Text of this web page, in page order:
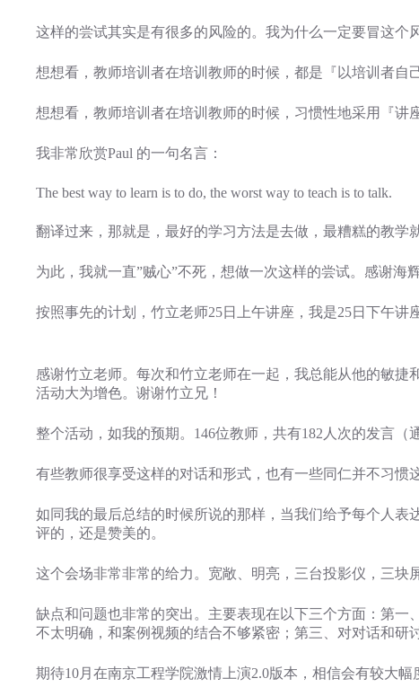
这样的尝试其实是有很多的风险的。我为什么一定要冒这个
想想看，教师培训者在培训教师的时候，都是『以培训者
想想看，教师培训者在培训教师的时候，习惯性地采用『
我非常欣赏Paul 的一句名言：
The best way to learn is to do, the worst way to teach is to talk.
翻译过来，那就是，最好的学习方法是去做，最糟糕的教学
为此，我就一直”贼心”不死，想做一次这样的尝试。感谢海
按照事先的计划，竹立老师25日上午讲座，我是25日下午讲
感谢竹立老师。每次和竹立老师在一起，我总能从他的敏
活动大为增色。谢谢竹立兄！
整个活动，如我的预期。146位教师，共有182人次的发言
有些教师很享受这样的对话和形式，也有一些同仁并不习惯
如同我的最后总结的时候所说的那样，当我们给予每个人
评的，还是赞美的。
这个会场非常非常的给力。宽敞、明亮，三台投影仪，三块
缺点和问题也非常的突出。主要表现在以下三个方面：第
不太明确，和案例视频的结合不够紧密；第三、对对话和研
期待10月在南京工程学院激情上演2.0版本，相信会有较大幅